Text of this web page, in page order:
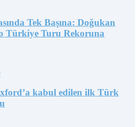
Tek Başına: Doğukan
Türkiye Turu Rekoruna
kabul edilen ilk Türk